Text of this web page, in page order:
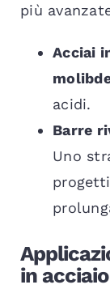
più
Acciai
acidi.
Barre
Uno
in